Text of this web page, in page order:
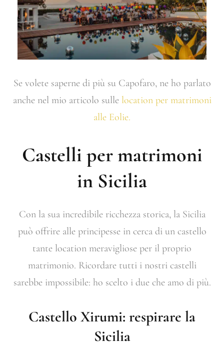
Se volete saperne di più su Capofaro, ne ho parlato
anche nel mio articolo sullelocation per matrimoni
alle Eolie.
Castelli per matrimoni
in Sicilia
Con la sua incredibile ricchezza storica, la Sicilia
può offrire alle principesse in cerca di un castello
tante location meravigliose per il proprio
matrimonio. Ricordare tutti i nostri castelli
sarebbe impossibile: ho scelto i due che amo di più.
Castello Xirumi: respirare la
Sicilia